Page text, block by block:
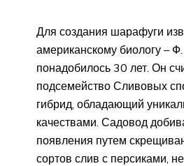
Для создания шарафуги
американскому биологу – Ф.
понадобилось 30 лет. Он
подсемейство Сливовых
гибрид, обладающий
качествами. Садовод
появления путем
сортов слив с персиками,